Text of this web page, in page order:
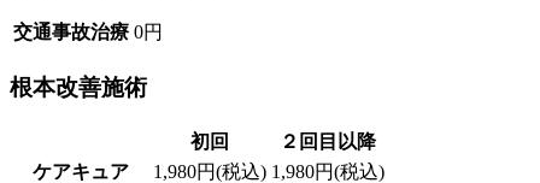
交通事故治療 0円
根本改善施術
初回
２回目以降
ケアキュア
1,980円(税込) 1,980円(税込)